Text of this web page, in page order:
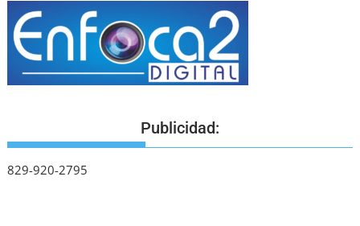
Publicidad:
829-920-2795